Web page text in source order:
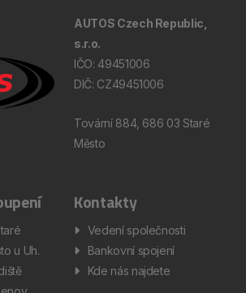
AUTOS Czech Republic,
s.r.o.
IČO: 49451006
DIČ: CZ49451006
Tovární 884, 686 03 Staré
Město
u Uh.
Kontakty
Vedení společnosti
Bankovní spojení
Kde nás najdete